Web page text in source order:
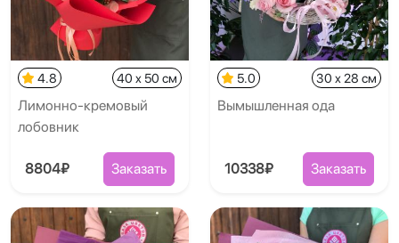
4.8 40 x 50 см
Лимонно-кремовый
лобовник
8804₽ Заказать
5.0 30 x 28 см
Вымышленная ода
10338₽ Заказать